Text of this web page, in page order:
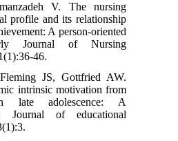
V. The nursing
profile and its relationship
A person-oriented
Journal of Nursing
46.
JS, Gottfried AW.
intrinsic motivation from
late adolescence: A
Journal of educational